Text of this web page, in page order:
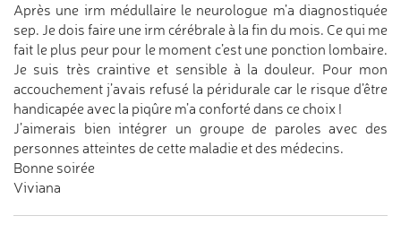
Après une irm médullaire le neurologue m’a diagnostiquée
sep. Je dois faire une irm cérébrale à la fin du mois. Ce qui me
fait le plus peur pour le moment c’est une ponction lombaire.
Je suis très craintive et sensible à la douleur. Pour mon
accouchement j’avais refusé la péridurale car le risque d’être
handicapée avec la piqûre m’a conforté dans ce choix !
J’aimerais bien intégrer un groupe de paroles avec des
personnes atteintes de cette maladie et des médecins.
Bonne soirée
Viviana